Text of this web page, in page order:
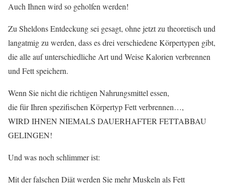
Auch Ihnen wird so geholfen werden!
Zu Sheldons Entdeckung sei gesagt, ohne jetzt zu theoretisch und
langatmig zu werden, dass es drei verschiedene Körpertypen gibt,
die alle auf unterschiedliche Art und Weise Kalorien verbrennen
und Fett speichern.
Wenn Sie nicht die richtigen Nahrungsmittel essen,
die für Ihren spezifischen Körpertyp Fett verbrennen…,
WIRD IHNEN NIEMALS DAUERHAFTER FETTABBAU
GELINGEN!
Und was noch schlimmer ist:
Mit der falschen Diät werden Sie mehr Muskeln als Fett